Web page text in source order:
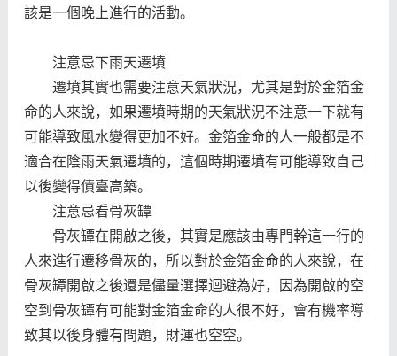
該是一個晚上進行的活動。
注意忌下雨天遷墳
遷墳其實也需要注意天氣狀況，尤其是對於金箔金
命的人來說，如果遷墳時期的天氣狀況不注意一下就有
可能導致風水變得更加不好。金箔金命的人一般都是不
適合在陰雨天氣遷墳的，這個時期遷墳有可能導致自己
以後變得債臺高築。
注意忌看骨灰罈
骨灰罈在開啟之後，其實是應該由專門幹這一行的
人來進行遷移骨灰的，所以對於金箔金命的人來說，在
骨灰罈開啟之後還是儘量選擇迴避為好，因為開啟的空
空到骨灰罈有可能對金箔金命的人很不好，會有機率導
致其以後身體有問題，財運也空空。